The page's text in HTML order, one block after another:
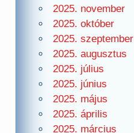
2025. november
2025. október
2025. szeptember
2025. augusztus
2025. július
2025. június
2025. május
2025. április
2025. március